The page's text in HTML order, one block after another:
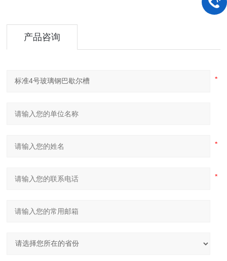
产品咨询